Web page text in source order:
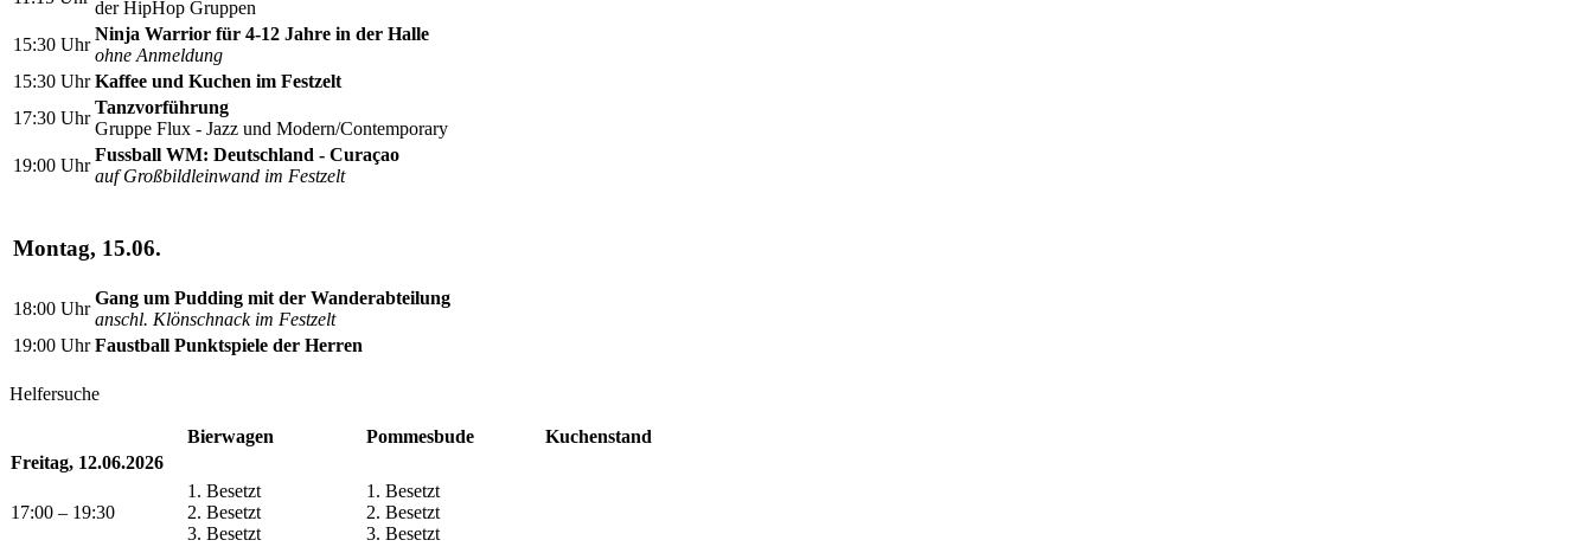
der HipHop Gruppen
15:30 Uhr
Ninja Warrior für 4-12 Jahre in der Halle
ohne Anmeldung
15:30 Uhr Kaffee und Kuchen im Festzelt
17:30 Uhr
Tanzvorführung
Gruppe Flux - Jazz und Modern/Contemporary
19:00 Uhr
Fussball WM: Deutschland - Curaçao
auf Großbildleinwand im Festzelt
Montag, 15.06.
18:00 Uhr
Gang um Pudding mit der Wanderabteilung
anschl. Klönschnack im Festzelt
19:00 Uhr Faustball Punktspiele der Herren
Helfersuche
Bierwagen Pommesbude
Kuchenstand
Freitag, 12.06.2026
17:00 – 19:30
1. Besetzt
2. Besetzt
3. Besetzt
1. Besetzt
2. Besetzt
3. Besetzt